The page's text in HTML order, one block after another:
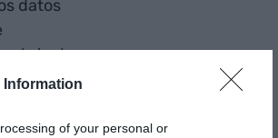
Information
of your personal or
datos
el
o la